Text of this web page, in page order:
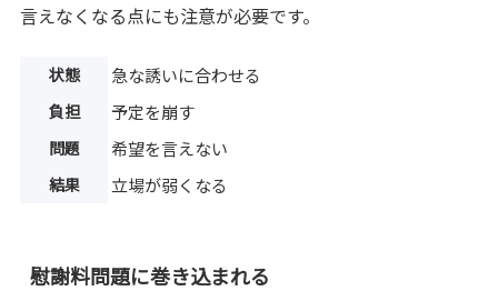
言えなくなる点にも注意が必要です。
状態 急な誘いに合わせる
負担 予定を崩す
問題 希望を言えない
結果 立場が弱くなる
慰謝料問題に巻き込まれる